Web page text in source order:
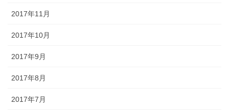
2017年11月
2017年10月
2017年9月
2017年8月
2017年7月